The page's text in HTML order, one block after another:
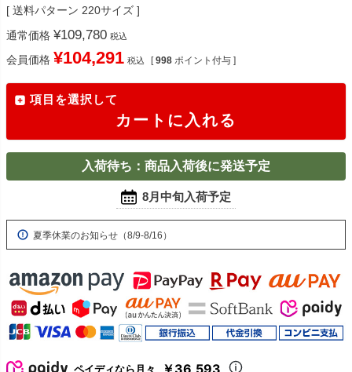
送料パターン 220サイズ
通常価格 ¥109,780 税込
会員価格 ¥104,291 税込 [ 998 ポイント付与 ]
項目を選択して
カートに入れる
入荷待ち：商品入荷後に発送予定
8月中旬入荷予定
夏季休業のお知らせ（8/9-8/16）
ペイディなら月々 ￥36,593